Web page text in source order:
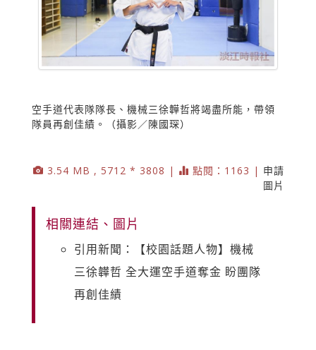
空手道代表隊隊長、機械三徐韡哲將竭盡所能，帶領
隊員再創佳績。（攝影／陳國琛）
3.54 MB , 5712 * 3808 | 點閱：1163 | 申請
圖片
相關連結、圖片
引用新聞：【校園話題人物】機械
三徐韡哲 全大運空手道奪金 盼團隊
再創佳績